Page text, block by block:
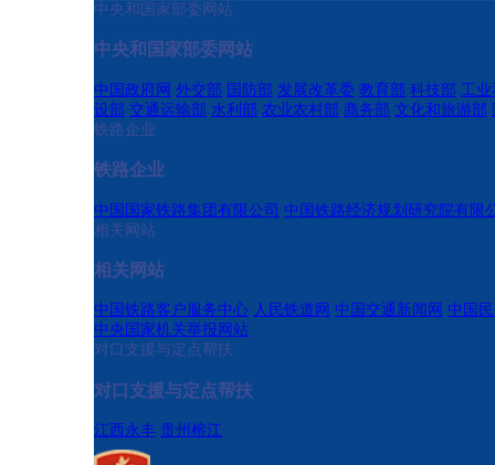
中央和国家部委网站
中央和国家部委网站
中国政府网 外交部 国防部 发展改革委 教育部 科技部
工
设部 交通运输部 水利部 农业农村部 商务部 文化和旅游部
铁路企业
铁路企业
中国国家铁路集团有限公司 中国铁路经济规划研究院有限
相关网站
相关网站
中国铁路客户服务中心 人民铁道网 中国交通新闻网 中国
中央国家机关举报网站
对口支援与定点帮扶
对口支援与定点帮扶
江西永丰 贵州榕江